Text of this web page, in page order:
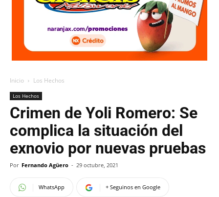
Inicio Los Hechos
Los Hechos
Crimen de Yoli Romero: Se
complica la situación del
exnovio por nuevas pruebas
Por Fernando Agüero - 29 octubre, 2021
WhatsApp + Seguinos en Google